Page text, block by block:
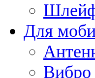
Для
Вибро